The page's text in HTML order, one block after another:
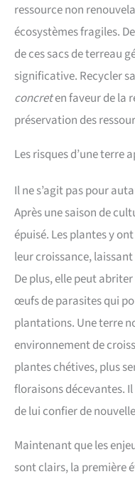
ressource non
écosystèmes fragiles.
de ces sacs de terreau
significative. Recycler
concreten faveur de la
préservation des
Les risques d’une terre
Il ne s’agit pas pour
Après une saison de
épuisé. Les plantes y
leur croissance,
De plus, elle peut
œufs de parasites qui
plantations. Une terre
environnement de
plantes chétives, plus
floraisons décevantes.
de lui confier de
Maintenant que les
sont clairs, la première